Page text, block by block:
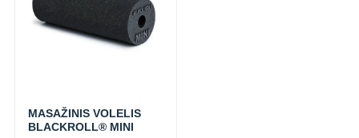
MASAŽINIS VOLELIS
BLACKROLL® MINI